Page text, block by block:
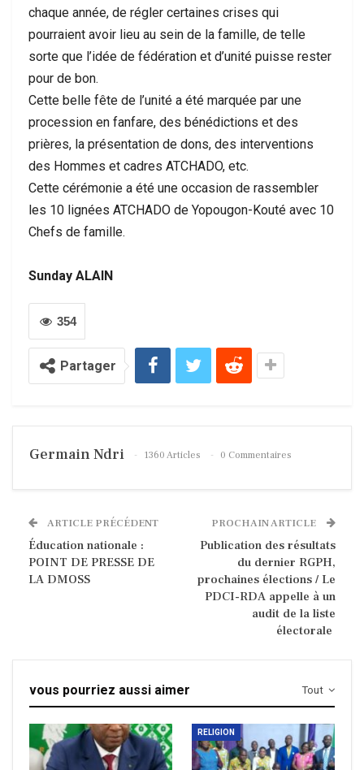
chaque année, de régler certaines crises qui
pourraient avoir lieu au sein de la famille, de telle
sorte que l’idée de fédération et d’unité puisse rester
pour de bon.
Cette belle fête de l’unité a été marquée par une
procession en fanfare, des bénédictions et des
prières, la présentation de dons, des interventions
des Hommes et cadres ATCHADO, etc.
Cette cérémonie a été une occasion de rassembler
les 10 lignées ATCHADO de Yopougon-Kouté avec 10
Chefs de famille.
Sunday ALAIN
354
Partager
Germain Ndri 1360 Articles 0 Commentaires
ARTICLE PRÉCÉDENT
Éducation nationale :
POINT DE PRESSE DE
LA DMOSS
PROCHAIN ARTICLE
Publication des résultats
du dernier RGPH,
prochaines élections / Le
PDCI-RDA appelle à un
audit de la liste
électorale
Tout
vous pourriez aussi aimer
RELIGION